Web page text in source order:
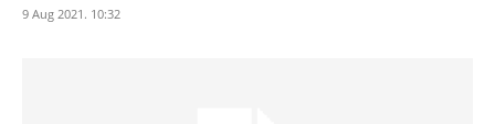
9 Aug 2021. 10:32